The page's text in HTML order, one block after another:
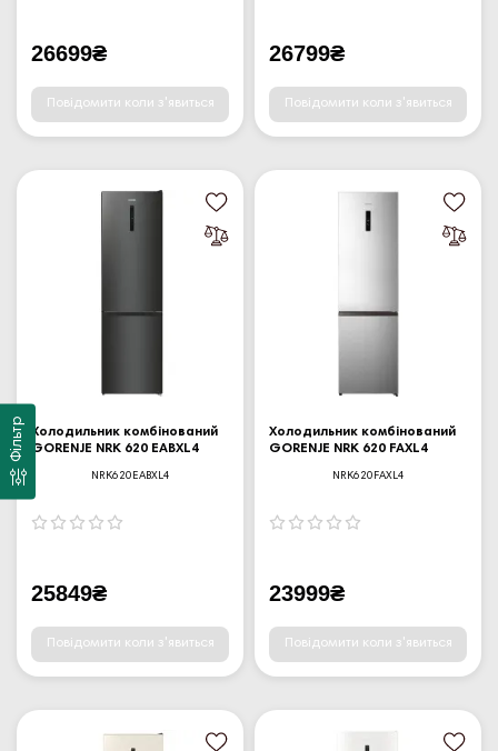
Фільтр
26699₴
Повідомити коли з'явиться
26799₴
Повідомити коли з'явиться
Холодильник комбінований
GORENJE NRK 620 EABXL4
NRK620EABXL4
25849₴
Повідомити коли з'явиться
Холодильник комбінований
GORENJE NRK 620 FAXL4
NRK620FAXL4
23999₴
Повідомити коли з'явиться